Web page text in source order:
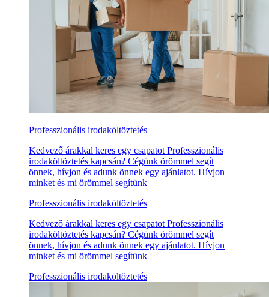
Professzionális irodaköltöztetés
Kedvező árakkal keres egy csapatot Professzionális
irodaköltöztetés kapcsán? Cégünk örömmel segít
önnek, hívjon és adunk önnek egy ajánlatot. Hívjon
minket és mi örömmel segítünk
Professzionális irodaköltöztetés
Kedvező árakkal keres egy csapatot Professzionális
irodaköltöztetés kapcsán? Cégünk örömmel segít
önnek, hívjon és adunk önnek egy ajánlatot. Hívjon
minket és mi örömmel segítünk
Professzionális irodaköltöztetés